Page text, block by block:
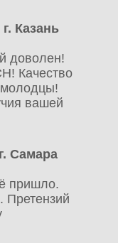
Казань
доволен!
Качество
вашей
Самара
пришло.
Претензий